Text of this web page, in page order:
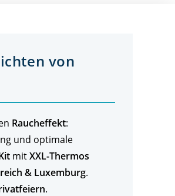
von
Raucheffekt:
und optimale
mitXXL-Thermos
& Luxemburg.
.